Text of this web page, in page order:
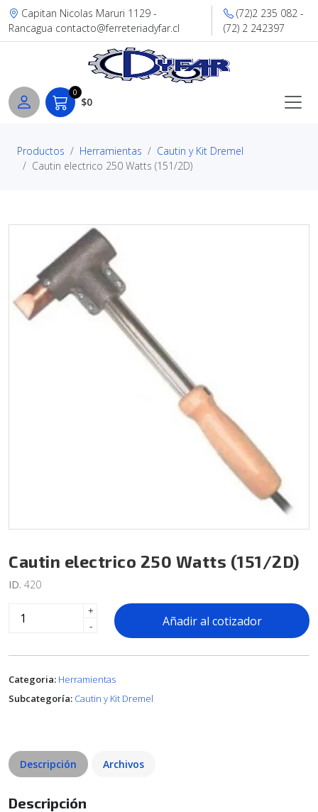
Capitan Nicolas Maruri 1129 -
Rancagua contacto@ferreteriadyfar.cl
(72)2 235 082 -
(72) 2 242397
0
$0
Productos Herramientas
Cautin y Kit Dremel
Cautin electrico 250 Watts (151/2D)
Cautin electrico 250 Watts (151/2D)
ID. 420
+
-
Añadir al cotizador
Categoria: Herramientas
Subcategoría: Cautin y Kit Dremel
Descripción Archivos
Descripción